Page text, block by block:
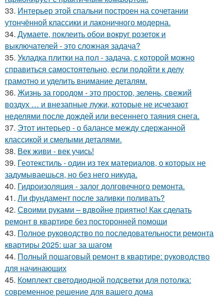
33. Интерьер этой спальни построен на сочетании
утончённой классики и лаконичного модерна.
34. Думаете, поклеить обои вокруг розеток и
выключателей - это сложная задача?
35. Укладка плитки на пол - задача, с которой можно
справиться самостоятельно, если подойти к делу
грамотно и уделить внимание деталям.
36. Жизнь за городом - это простор, зелень, свежий
воздух … и внезапные лужи, которые не исчезают
неделями после дождей или весеннего таяния снега.
37. Этот интерьер - о балансе между сдержанной
классикой и смелыми деталями.
38. Век живи - век учись!
39. Геотекстиль - один из тех материалов, о которых не
задумываешься, но без него никуда.
40. Гидроизоляция - залог долговечного ремонта.
41. Ли фундамент после заливки поливать?
42. Своими руками – вдвойне приятно! Как сделать
ремонт в квартире без посторонней помощи
43. Полное руководство по последовательности ремонта
квартиры 2025: шаг за шагом
44. Полный пошаговый ремонт в квартире: руководство
для начинающих
45. Комплект светодиодной подсветки для потолка:
современное решение для вашего дома